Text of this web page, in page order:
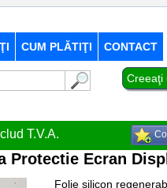
CUM PLĂTIŢI CONTACT
Creeaţi
T.V.A.
Protectie Ecran
Folie silicon